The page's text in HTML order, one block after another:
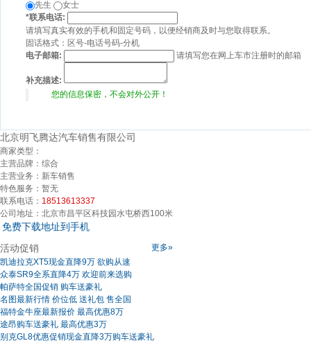
先生
女士
*联系电话:
请填写真实有效的手机和固定号码，以便经销商及时与您取得联系。
固话格式：区号-电话号码-分机
电子邮箱:
请填写您在网上车市注册时的邮箱
补充描述:
您的信息保密，不会对外公开！
北京明飞腾达汽车销售有限公司
商家类型：
主营品牌： 综合
主营业务： 新车销售
特色服务： 暂无
联系电话： 18513613337
公司地址： 北京市昌平区科技园水屯桥西100米
免费下载地址到手机
更多»
活动促销
凯迪拉克XT5现金直降9万 欲购从速
众泰SR9全系直降4万 欢迎前来选购
帕萨特全国促销 购车送豪礼
名图最新行情 价位低 送礼包 售全国
福特金牛座最新报价 最高优惠8万
途昂购车送豪礼 最高优惠3万
别克GL8优惠促销现金直降3万购车送豪礼